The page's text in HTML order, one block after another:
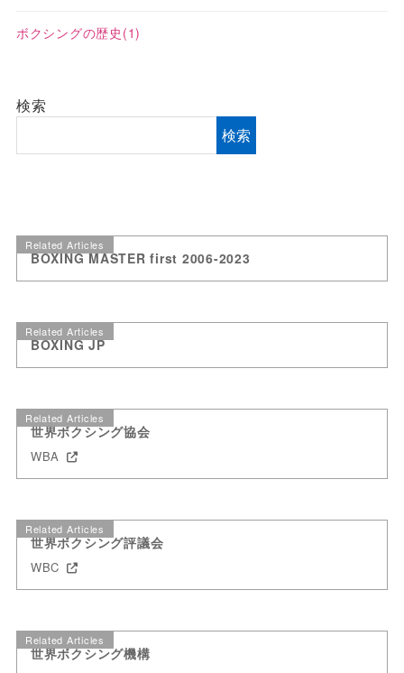
ボクシングの歴史 (1)
検索
検索
Related Articles
BOXING MASTER first 2006-2023
Related Articles
BOXING JP
Related Articles
世界ボクシング協会
WBA
Related Articles
世界ボクシング評議会
WBC
Related Articles
世界ボクシング機構